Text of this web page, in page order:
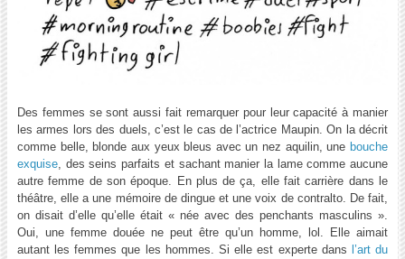
Des femmes se sont aussi fait remarquer pour leur capacité à manier
les armes lors des duels, c’est le cas de l’actrice Maupin. On la décrit
comme belle, blonde aux yeux bleus avec un nez aquilin, une bouche
exquise, des seins parfaits et sachant manier la lame comme aucune
autre femme de son époque. En plus de ça, elle fait carrière dans le
théâtre, elle a une mémoire de dingue et une voix de contralto. De fait,
on disait d’elle qu’elle était « née avec des penchants masculins ».
Oui, une femme douée ne peut être qu’un homme, lol. Elle aimait
autant les femmes que les hommes. Si elle est experte dans l’art du